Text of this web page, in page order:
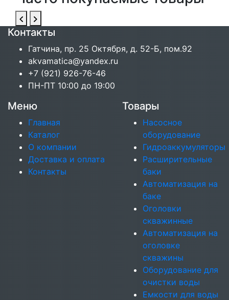
Контакты
Гатчина, пр. 25 Октября, д. 52-Б, пом.92
akvamatica@yandex.ru
+7 (921) 926-76-46
ПН-ПТ 10:00 до 19:00
Меню
Главная
Каталог
О компании
Доставка и оплата
Контакты
Товары
Насосное
оборудование
Гидроаккумуляторы
Расширительные
баки
Автоматизация на
баке
Оголовки
скважинные
Автоматизация на
оголовке
скважины
Оборудование для
очистки воды
Емкости для воды